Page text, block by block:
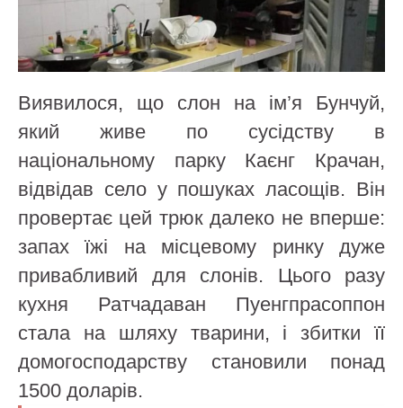
Виявилося, що слон на ім’я Бунчуй,
який живе по сусідству в
національному парку Каєнг Крачан,
відвідав село у пошуках ласощів. Він
провертає цей трюк далеко не вперше:
запах їжі на місцевому ринку дуже
привабливий для слонів. Цього разу
кухня Ратчадаван Пуенгпрасоппон
стала на шляху тварини, і збитки її
домогосподарству становили понад
1500 доларів.